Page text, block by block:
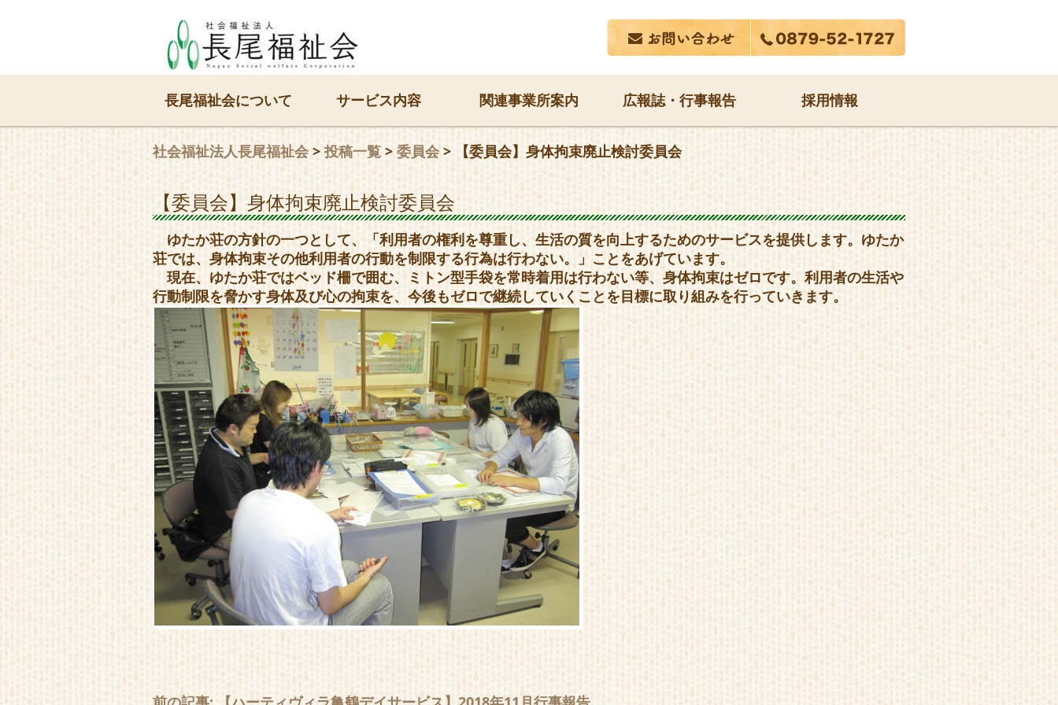
長尾福祉会について サービス内容 関連事業所案内 広報誌・行事報告 採用情報
社会福祉法人長尾福祉会> 投稿一覧 > 委員会 > 【委員会】身体拘束廃止検討委員会
【委員会】身体拘束廃止検討委員会
ゆたか荘の方針の一つとして、「利用者の権利を尊重し、生活の質を向上するためのサービスを提供します。ゆたか
荘では、身体拘束その他利用者の行動を制限する行為は行わない。」ことをあげています。
現在、ゆたか荘ではベッド柵で囲む、ミトン型手袋を常時着用は行わない等、身体拘束はゼロです。利用者の生活や
行動制限を脅かす身体及び心の拘束を、今後もゼロで継続していくことを目標に取り組みを行っていきます。